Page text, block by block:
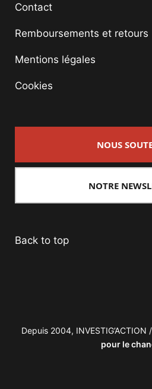
Contact
Remboursements et retours
Mentions légales
Cookies
NOUS
NOTRE
Back to top
Depuis 2004, INVESTIG’ACTION /
pour le